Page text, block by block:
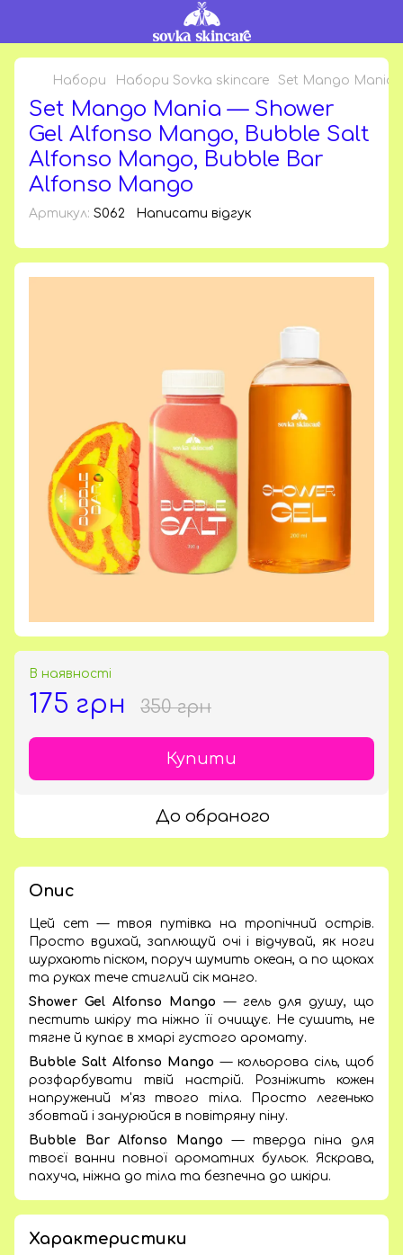
Набори Набори Sovka skincare Set Mango Mania
Set Mango Mania — Shower
Gel Alfonso Mango, Bubble Salt
Alfonso Mango, Bubble Bar
Alfonso Mango
Артикул: S062 Написати відгук
В наявності
175 грн 350 грн
Купити
До обраного
Опис
Цей сет — твоя путівка на тропічний острів.
Просто вдихай, заплющуй очі і відчувай, як ноги
шурхають піском, поруч шумить океан, а по щоках
та руках тече стиглий сік манго.
Shower Gel Alfonso Mango — гель для душу, що
пестить шкіру та ніжно її очищує. Не сушить, не
тягне й купає в хмарі густого аромату.
Bubble Salt Alfonso Mango — кольорова сіль, щоб
розфарбувати твій настрій. Розніжить кожен
напружений м'яз твого тіла. Просто легенько
збовтай і занурюйся в повітряну піну.
Bubble Bar Alfonso Mango — тверда піна для
твоєї ванни повної ароматних бульок. Яскрава,
пахуча, ніжна до тіла та безпечна до шкіри.
Характеристики